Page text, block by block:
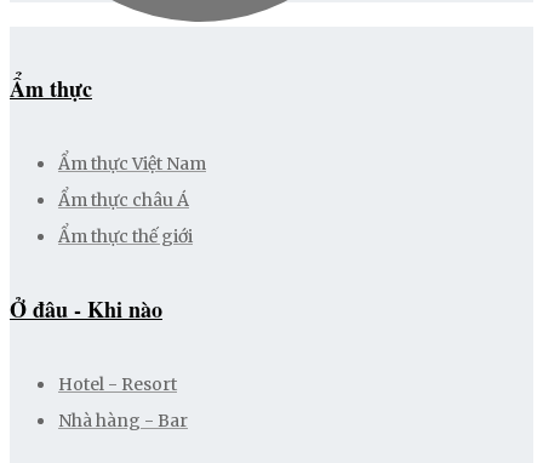
Ẩm thực
Ẩm thực Việt Nam
Ẩm thực châu Á
Ẩm thực thế giới
Ở đâu - Khi nào
Hotel - Resort
Nhà hàng - Bar